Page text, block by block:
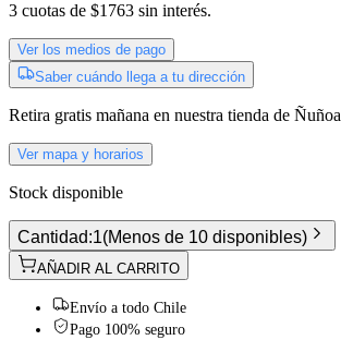
3 cuotas de $1763 sin interés.
Ver los medios de pago
Saber cuándo llega a tu dirección
Retira gratis mañana en nuestra tienda de Ñuñoa
Ver mapa y horarios
Stock disponible
Cantidad:1(Menos de 10 disponibles)
AÑADIR AL CARRITO
Envío a todo Chile
Pago 100% seguro